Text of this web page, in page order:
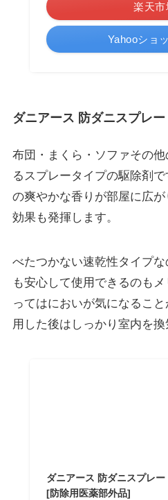
楽天市
Yahooショ
ダニアース 防ダニスプレー
布団・まくら・ソファその
るスプレータイプの駆除剤で
の爽やかな香りが部屋に広
効果も発揮します。
べたつかない速乾性タイプ
も安心して使用できるのも
ってはにおいが気になるこ
用した後はしっかり室内を換
ダニアース 防ダニスプレ
[防除用医薬部外品]